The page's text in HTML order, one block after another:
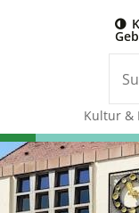
Kultur &